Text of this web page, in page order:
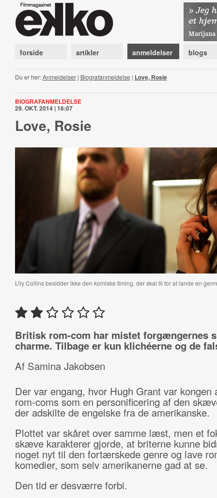
forside artikler anmeldelser blogs
Du er her:Anmeldelser| Biografanmeldelse | Love, Rosie
BIOGRAFANMELDELSE
29. OKT. 2014 | 16:07
Love, Rosie
Lily Collins besidder ikke den komiske timing, der skal til for at lande en
Britisk rom-com har mistet forgængernes
charme. Tilbage er kun klichéerne og de
Af Samina Jakobsen
Der var engang, hvor Hugh Grant var kongen
rom-coms som en personificering af den
der adskilte de engelske fra de amerikanske.
Plottet var skåret over samme læst, men et
skæve karakterer gjorde, at briterne kunne
noget nyt til den fortærskede genre og lave
komedier, som selv amerikanerne gad at se.
Den tid er desværre forbi.